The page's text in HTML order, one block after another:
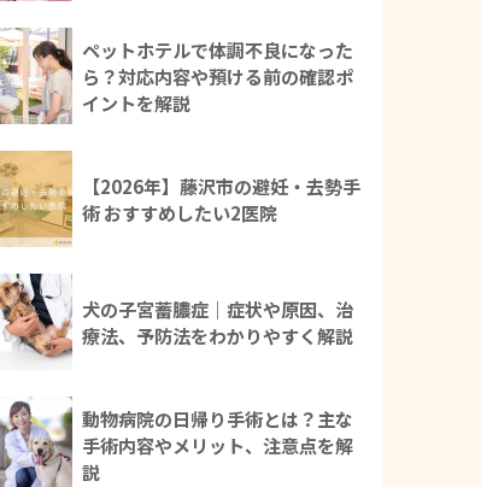
ペットホテルで体調不良になった
ら？対応内容や預ける前の確認ポ
イントを解説
【2026年】藤沢市の避妊・去勢手
術 おすすめしたい2医院
犬の子宮蓄膿症｜症状や原因、治
療法、予防法をわかりやすく解説
動物病院の日帰り手術とは？主な
手術内容やメリット、注意点を解
説